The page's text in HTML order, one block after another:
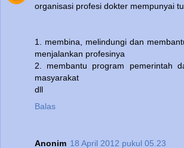
organisasi profesi dokter mempunyai
1. membina, melindungi dan
menjalankan profesinya
2. membantu program pemerintah
masyarakat
dll
Balas
Anonim 18 April 2012 pukul 05.23